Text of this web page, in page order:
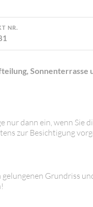
NR.
Sonnenterrasse
dann ein, wenn Sie
zur Besichtigung
Grundriss